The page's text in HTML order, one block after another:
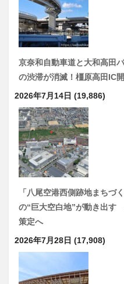
京奈和自動車道と大和高田
の渋滞が消滅！橿原高田IC
2026年7月14日 (19,886)
「八尾空港西側跡地まちづ
の“巨大空白地”が動き出
策定へ
2026年7月28日 (17,908)